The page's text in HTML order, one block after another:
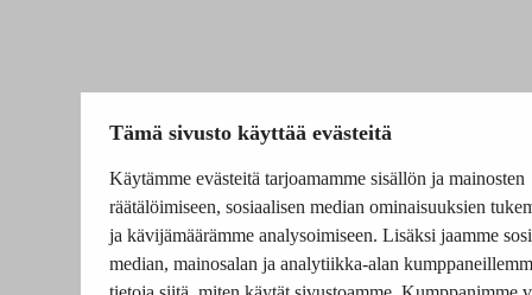
Tämä sivusto käyttää evästeitä
Käytämme evästeitä tarjoamamme sisällön ja mainosten
räätälöimiseen, sosiaalisen median ominaisuuksien
ja kävijämäärämme analysoimiseen. Lisäksi jaamme
median, mainosalan ja analytiikka-alan